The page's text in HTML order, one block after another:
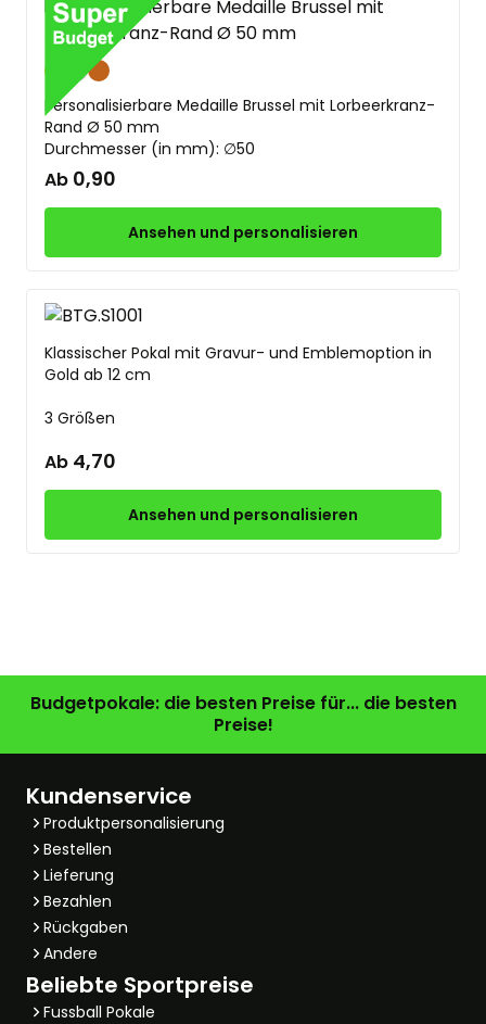
GoldSilberBronze
Personalisierbare Medaille Brussel mit Lorbeerkranz-
Rand Ø 50 mm
Durchmesser (in mm): ∅50
Ab 0,90
Ansehen und personalisieren
Klassischer Pokal mit Gravur- und Emblemoption in
Gold ab 12 cm
3 Größen
Ab 4,70
Ansehen und personalisieren
Budgetpokale: die besten Preise für... die besten
Preise!
Kundenservice
Produktpersonalisierung
Bestellen
Lieferung
Bezahlen
Rückgaben
Andere
Beliebte Sportpreise
Fussball Pokale